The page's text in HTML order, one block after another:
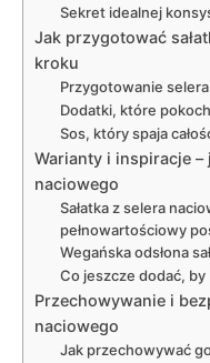
Sekret idealnej
Jak przygotować
kroku
Przygotowanie
Dodatki, które
Sos, który spaja
Warianty i inspiracje –
naciowego
Sałatka z selera
pełnowartościowy
Wegańska odsłona
Co jeszcze dodać, by
Przechowywanie i
naciowego
Jak przechowywać